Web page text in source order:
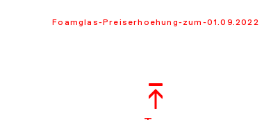
Foamglas-Preiserhoehung-zum-01.09.2022